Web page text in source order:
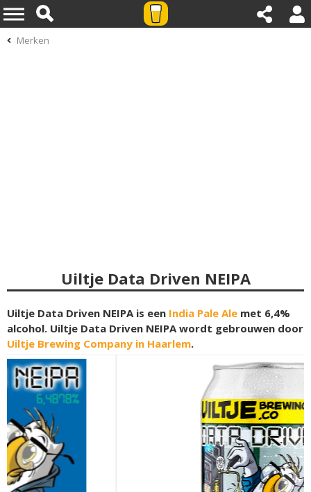
Merken
Uiltje Data Driven NEIPA
Uiltje Data Driven NEIPA is een India Pale Ale met 6,4%
alcohol. Uiltje Data Driven NEIPA wordt gebrouwen door
Uiltje Brewing Company in Haarlem.